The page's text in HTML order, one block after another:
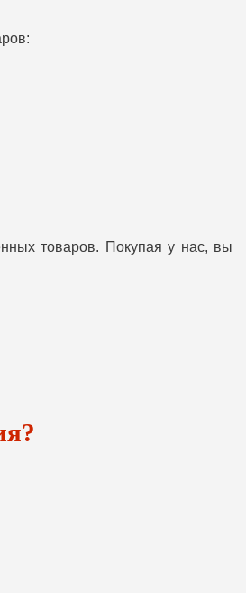
товаров. Покупая у нас, вы